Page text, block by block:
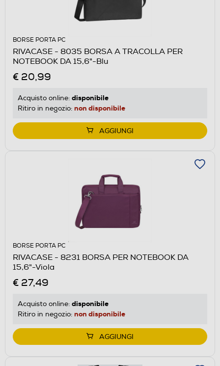
BORSE PORTA PC
RIVACASE - 8035 BORSA A TRACOLLA PER
NOTEBOOK DA 15,6"-Blu
€ 20,99
Acquisto online: disponibile
Ritiro in negozio: non disponibile
AGGIUNGI
BORSE PORTA PC
RIVACASE - 8231 BORSA PER NOTEBOOK DA
15,6"-Viola
€ 27,49
Acquisto online: disponibile
Ritiro in negozio: non disponibile
AGGIUNGI